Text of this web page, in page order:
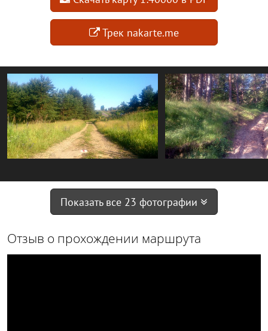
Трек nakarte.me
Показать все 23 фотографии
Отзыв о прохождении маршрута